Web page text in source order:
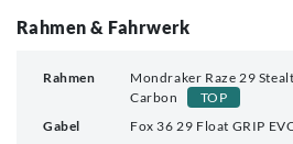
Rahmen & Fahrwerk
Rahmen
Mondraker Raze 29
Carbon
TOP
Gabel
Fox 36 29 Float GRIP